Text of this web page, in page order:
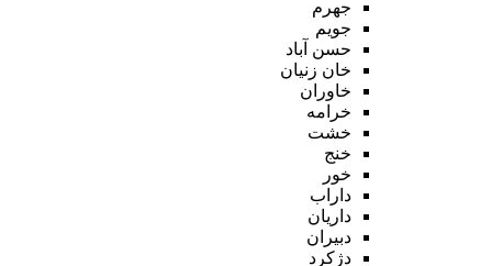
جهرم
جویم
حسن آباد
خان زنیان
خاوران
خرامه
خشت
خنج
خور
داراب
داریان
دبیران
دژکرد